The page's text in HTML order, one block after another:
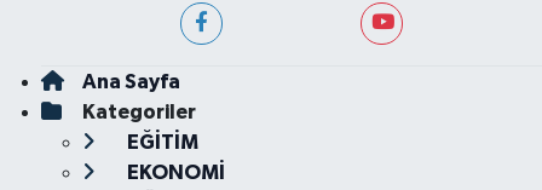
Ana Sayfa
Kategoriler
EĞİTİM
EKONOMİ